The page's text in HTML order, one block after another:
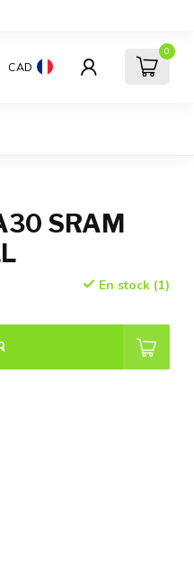
CAD
0
SRAM
En stock (1)